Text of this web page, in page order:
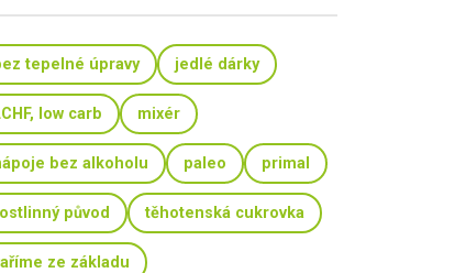
tepelné úpravy jedlé dárky
low carb mixér
bez alkoholu paleo primal
původ těhotenská cukrovka
ze základu